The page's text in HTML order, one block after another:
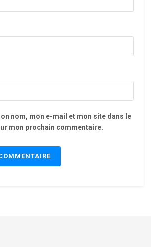
nom, mon e-mail et mon site dans le
mon prochain commentaire.